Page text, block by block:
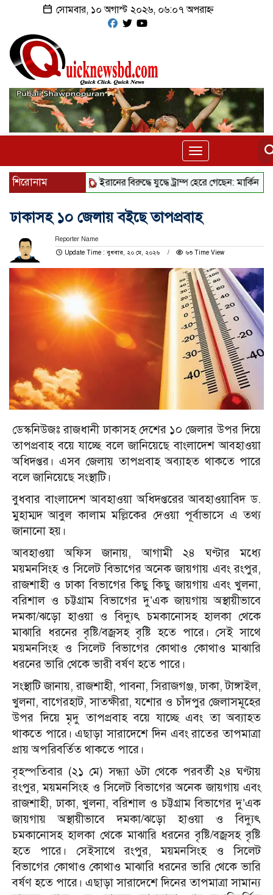
সোমবার, ১০ অগাস্ট ২০২৬, ০৬:০৭ অপরাহ্ন
Toggle
navigation
শিরোনাম ইরানের বিরুদ্ধে যুদ্ধে ট্রাম্প হেরে গেছেন: মার্কিন সিনেটর
ঢাকাসহ ১০ জেলায় বইছে তাপপ্রবাহ
Reporter Name
Update Time : বুধবার, ২০ মে, ২০২৬
৬৩ Time View
ডেস্কনিউজঃ রাজধানী ঢাকাসহ দেশের ১০ জেলার উপর দিয়ে
তাপপ্রবাহ বয়ে যাচ্ছে বলে জানিয়েছে বাংলাদেশ আবহাওয়া
অধিদপ্তর। এসব জেলায় তাপপ্রবাহ অব্যাহত থাকতে পারে
বলে জানিয়েছে সংস্থাটি।
বুধবার বাংলাদেশ আবহাওয়া অধিদপ্তরের আবহাওয়াবিদ ড.
মুহাম্মদ আবুল কালাম মল্লিকের দেওয়া পূর্বাভাসে এ তথ্য
জানানো হয়।
আবহাওয়া অফিস জানায়, আগামী ২৪ ঘণ্টার মধ্যে
ময়মনসিংহ ও সিলেট বিভাগের অনেক জায়গায় এবং রংপুর,
রাজশাহী ও ঢাকা বিভাগের কিছু কিছু জায়গায় এবং খুলনা,
বরিশাল ও চট্টগ্রাম বিভাগের দু’এক জায়গায় অস্থায়ীভাবে
দমকা/ঝড়ো হাওয়া ও বিদ্যুৎ চমকানোসহ হালকা থেকে
মাঝারি ধরনের বৃষ্টি/বজ্রসহ বৃষ্টি হতে পারে। সেই সাথে
ময়মনসিংহ ও সিলেট বিভাগের কোথাও কোথাও মাঝারি
ধরনের ভারি থেকে ভারী বর্ষণ হতে পারে।
সংস্থাটি জানায়, রাজশাহী, পাবনা, সিরাজগঞ্জ, ঢাকা, টাঙ্গাইল,
খুলনা, বাগেরহাট, সাতক্ষীরা, যশোর ও চাঁদপুর জেলাসমূহের
উপর দিয়ে মৃদু তাপপ্রবাহ বয়ে যাচ্ছে এবং তা অব্যাহত
থাকতে পারে। এছাড়া সারাদেশে দিন এবং রাতের তাপমাত্রা
প্রায় অপরিবর্তিত থাকতে পারে।
বৃহস্পতিবার (২১ মে) সন্ধ্যা ৬টা থেকে পরবর্তী ২৪ ঘণ্টায়
রংপুর, ময়মনসিংহ ও সিলেট বিভাগের অনেক জায়গায় এবং
রাজশাহী, ঢাকা, খুলনা, বরিশাল ও চট্টগ্রাম বিভাগের দু’এক
জায়গায় অস্থায়ীভাবে দমকা/ঝড়ো হাওয়া ও বিদ্যুৎ
চমকানোসহ হালকা থেকে মাঝারি ধরনের বৃষ্টি/বজ্রসহ বৃষ্টি
হতে পারে। সেইসাথে রংপুর, ময়মনসিংহ ও সিলেট
বিভাগের কোথাও কোথাও মাঝারি ধরনের ভারি থেকে ভারি
বর্ষণ হতে পারে। এছাড়া সারাদেশে দিনের তাপমাত্রা সামান্য